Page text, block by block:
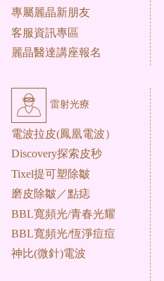
專屬麗晶新朋友
客服資訊專區
麗晶醫達講座報名
雷射光療
電波拉皮(鳳凰電波）
Discovery探索皮秒
Tixel提可塑除皺
磨皮除皺／點痣
BBL寬頻光/青春光耀
BBL寬頻光/恆淨痘痘
神比(微針)電波